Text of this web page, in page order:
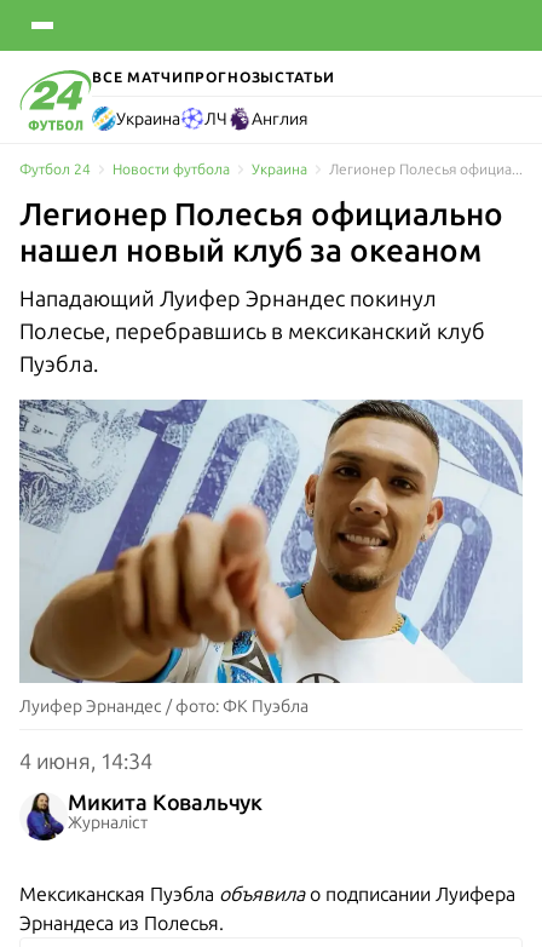
ВСЕ МАТЧИ ПРОГНОЗЫСТАТЬИ
Украина ЛЧ Англия
Футбол 24 Новости футбола Украина
Легионер Полесья официально
нашел новый клуб за океаном
Нападающий Луифер Эрнандес покинул
Полесье, перебравшись в мексиканский клуб
Пуэбла.
Луифер Эрнандес / фото: ФК Пуэбла
4 июня, 14:34
Микита Ковальчук
Журналіст
Мексиканская Пуэбла объявилао подписании Луифера
Эрнандеса из Полесья.